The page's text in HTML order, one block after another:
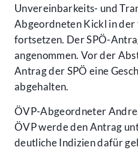
Unvereinbarkeits- und
Abgeordneten Kickl in
fortsetzen. Der SPÖ-
angenommen. Vor der
Antrag der SPÖ eine
abgehalten.
ÖVP-Abgeordneter
ÖVP werde den Antrag
deutliche Indizien dafür